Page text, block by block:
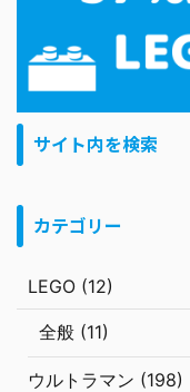
サイト内を検索
カテゴリー
LEGO (12)
全般 (11)
ウルトラマン (198)